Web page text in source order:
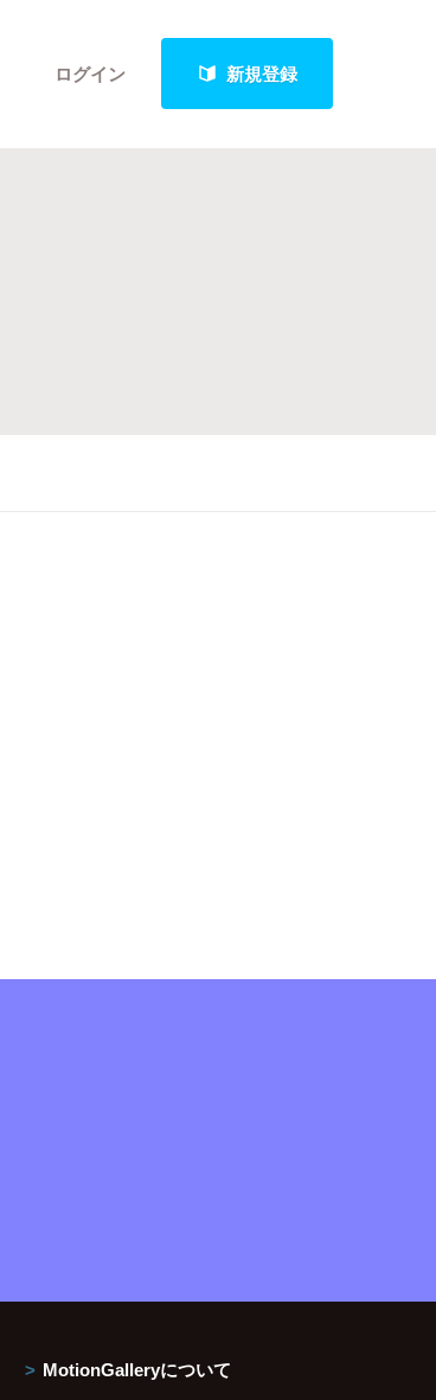
ログイン 新規登録
MotionGalleryについて